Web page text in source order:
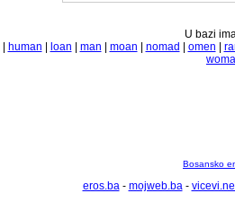
U bazi
human loan man moan nomad omen
Bosansko
eros.ba- mojweb.ba-